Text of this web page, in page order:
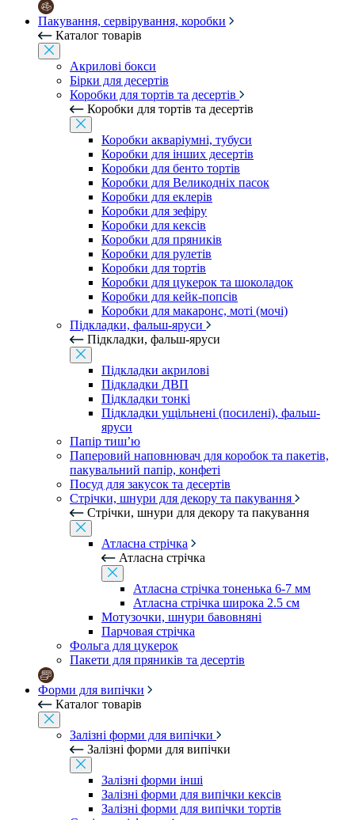
Пакування, сервірування, коробки
Каталог товарів
Акрилові бокси
Бірки для десертів
Коробки для тортів та десертів
Коробки для тортів та десертів
Коробки акваріумні, тубуси
Коробки для інших десертів
Коробки для бенто тортів
Коробки для Великодніх пасок
Коробки для еклерів
Коробки для зефіру
Коробки для кексів
Коробки для пряників
Коробки для рулетів
Коробки для тортів
Коробки для цукерок та шоколадок
Коробки для кейк-попсів
Коробки для макаронс, моті (мочі)
Підкладки, фальш-яруси
Підкладки, фальш-яруси
Підкладки акрилові
Підкладки ДВП
Підкладки тонкі
Підкладки ущільнені (посилені), фальш-
яруси
Папір тиш’ю
Паперовий наповнювач для коробок та пакетів,
пакувальний папір, конфеті
Посуд для закусок та десертів
Стрічки, шнури для декору та пакування
Стрічки, шнури для декору та пакування
Атласна стрічка
Атласна стрічка
Атласна стрічка тоненька 6-7 мм
Атласна стрічка широка 2.5 см
Мотузочки, шнури бавовняні
Парчовая стрічка
Фольга для цукерок
Пакети для пряників та десертів
Форми для випічки
Каталог товарів
Залізні форми для випічки
Залізні форми для випічки
Залізні форми інші
Залізні форми для випічки кексів
Залізні форми для випічки тортів